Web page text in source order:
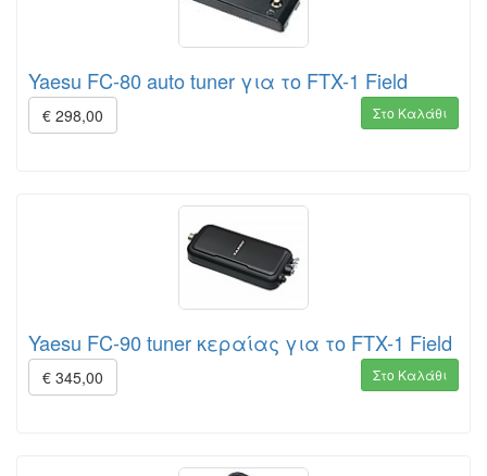
Yaesu FC-80 auto tuner για το FTX-1 Field
€ 298,00 Στο Καλάθι
Yaesu FC-90 tuner κεραίας για το FTX-1 Field
€ 345,00 Στο Καλάθι